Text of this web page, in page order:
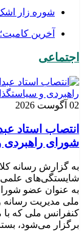
شوره زار
​آخرین
اجتماعی
02 آگوست 2026
انتصاب استاد
شورای راهبردی
به گزارش رسانه
شایستگی‌های علمی
به عنوان عضو
ملی مدیریت رسانه
کنفرانس ملی که
برگزار می‌شود،